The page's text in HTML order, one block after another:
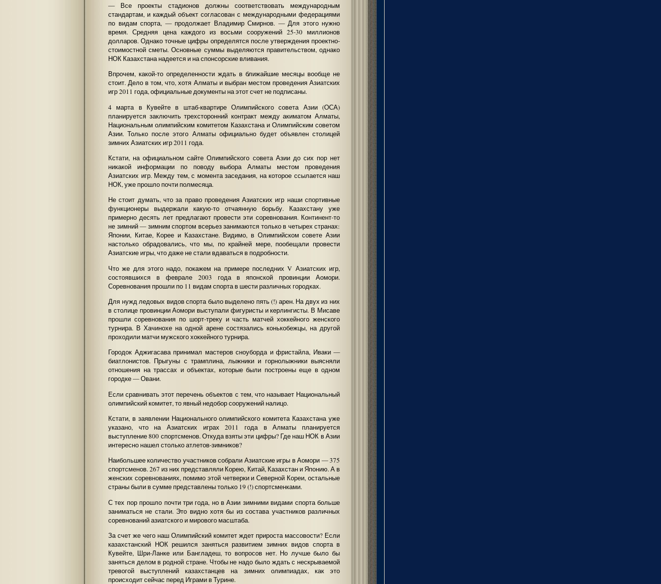
— Все проекты стадионов должны соответствовать международным
стандартам, и каждый объект согласован с международными федерациями
по видам спорта, — продолжает Владимир Смирнов. — Для этого нужно
время. Средняя цена каждого из восьми сооружений 25-30 миллионов
долларов. Однако точные цифры определятся после утверждения проектно-
стоимостной сметы. Основные суммы выделяются правительством, однако
НОК Казахстана надеется и на спонсорские вливания.
Впрочем, какой-то определенности ждать в ближайшие месяцы вообще не
стоит. Дело в том, что, хотя Алматы и выбран местом проведения Азиатских
игр 2011 года, официальные документы на этот счет не подписаны.
4 марта в Кувейте в штаб-квартире Олимпийского совета Азии (ОСА)
планируется заключить трехсторонний контракт между акиматом Алматы,
Национальным олимпийским комитетом Казахстана и Олимпийским советом
Азии. Только после этого Алматы официально будет объявлен столицей
зимних Азиатских игр 2011 года.
Кстати, на официальном сайте Олимпийского совета Азии до сих пор нет
никакой информации по поводу выбора Алматы местом проведения
Азиатских игр. Между тем, с момента заседания, на которое ссылается наш
НОК, уже прошло почти полмесяца.
Не стоит думать, что за право проведения Азиатских игр наши спортивные
функционеры выдержали какую-то отчаянную борьбу. Казахстану уже
примерно десять лет предлагают провести эти соревнования. Континент-то
не зимний — зимним спортом всерьез занимаются только в четырех странах:
Японии, Китае, Корее и Казахстане. Видимо, в Олимпийском совете Азии
настолько обрадовались, что мы, по крайней мере, пообещали провести
Азиатские игры, что даже не стали вдаваться в подробности.
Что же для этого надо, покажем на примере последних V Азиатских игр,
состоявшихся в феврале 2003 года в японской провинции Аомори.
Соревнования прошли по 11 видам спорта в шести различных городках.
Для нужд ледовых видов спорта было выделено пять (!) арен. На двух из них
в столице провинции Аомори выступали фигуристы и керлингисты. В Мисаве
прошли соревнования по шорт-треку и часть матчей хоккейного женского
турнира. В Хачинохе на одной арене состязались конькобежцы, на другой
проходили матчи мужского хоккейного турнира.
Городок Аджигасава принимал мастеров сноуборда и фристайла, Иваки —
биатлонистов. Прыгуны с трамплина, лыжники и горнолыжники выясняли
отношения на трассах и объектах, которые были построены еще в одном
городке — Овани.
Если сравнивать этот перечень объектов с тем, что называет Национальный
олимпийский комитет, то явный недобор сооружений налицо.
Кстати, в заявлении Национального олимпийского комитета Казахстана уже
указано, что на Азиатских играх 2011 года в Алматы планируется
выступление 800 спортсменов. Откуда взяты эти цифры? Где наш НОК в Азии
интересно нашел столько атлетов-зимников?
Наибольшее количество участников собрали Азиатские игры в Аомори — 375
спортсменов. 267 из них представляли Корею, Китай, Казахстан и Японию. А в
женских соревнованиях, помимо этой четверки и Северной Кореи, остальные
страны были в сумме представлены только 19 (!) спортсменками.
С тех пор прошло почти три года, но в Азии зимними видами спорта больше
заниматься не стали. Это видно хотя бы из состава участников различных
соревнований азиатского и мирового масштаба.
За счет же чего наш Олимпийский комитет ждет прироста массовости? Если
казахстанский НОК решился заняться развитием зимних видов спорта в
Кувейте, Шри-Ланке или Бангладеш, то вопросов нет. Но лучше было бы
заняться делом в родной стране. Чтобы не надо было ждать с нескрываемой
тревогой выступлений казахстанцев на зимних олимпиадах, как это
происходит сейчас перед Играми в Турине.